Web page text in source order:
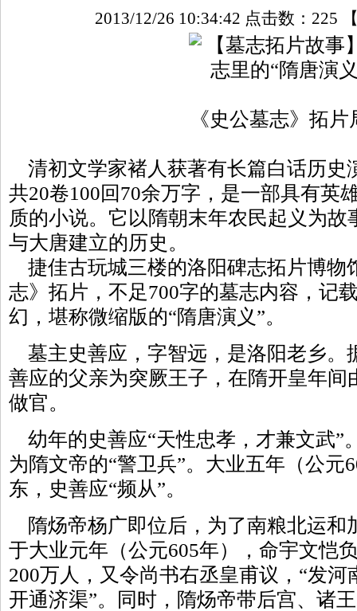
2013/12/26 10:34:42 点击数： 225
《史公墓志》拓片
清初文学家褚人获著有长篇白话历史
共20卷100回70余万字，是一部具有英
质的小说。它以隋朝末年农民起义为
与大唐建立的历史。
捷佳古玩城三楼的洛阳碑志拓片博物
志》拓片，不足700字的墓志内容，记
幻，堪称微缩版的“隋唐演义”。
墓主史善应，字智远，是洛阳老乡。
善应的父亲为突厥王子，在隋开皇年间
做官。
幼年的史善应“天性忠孝，才兼文武”
为隋文帝的“警卫兵”。大业五年（公元
东，史善应“频从”。
隋炀帝杨广即位后，为了南粮北运和
于大业元年（公元605年），命宇文恺
200万人，又令尚书右丞皇甫议，“发
开通济渠”。同时，隋炀帝带后宫、诸